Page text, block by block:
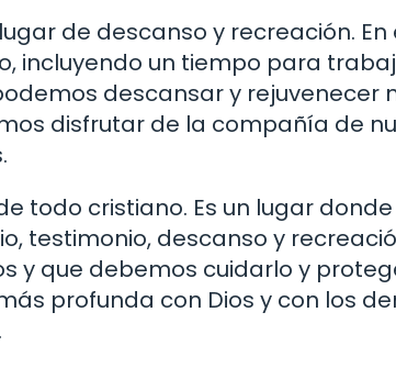
de descanso y recreación. En
incluyendo un tiempo para
descansar y rejuvenecer
disfrutar de la compañía de
todo cristiano. Es un lugar
testimonio, descanso y
y que debemos cuidarlo y
profunda con Dios y con los